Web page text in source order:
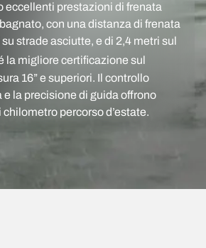
eccellenti prestazioni di frenata
con una distanza di frenata
strade asciutte, e di 2,4 metri sul
la migliore certificazione sul
16” e superiori. Il controllo
la precisione di guida offrono
percorso d’estate.